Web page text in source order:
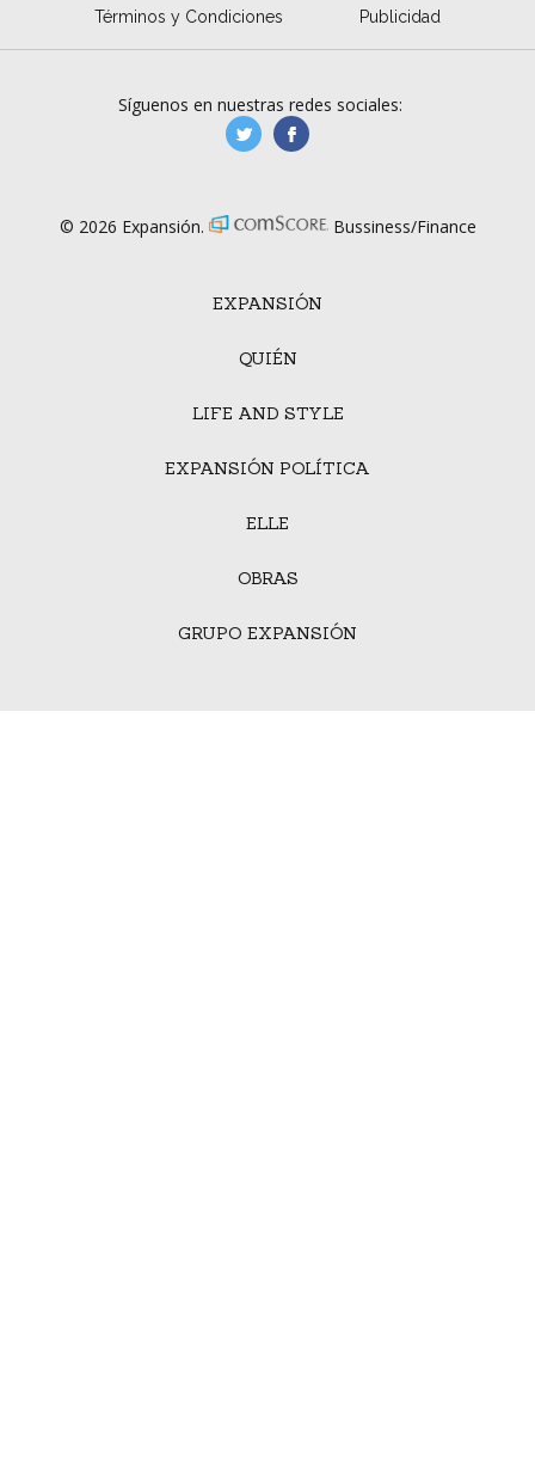
Términos y Condiciones Publicidad
EXPANSIÓN
QUIÉN
LIFE AND STYLE
EXPANSIÓN POLÍTICA
ELLE
OBRAS
GRUPO EXPANSIÓN
Síguenos en nuestras redes sociales:
manufacturaGE
© 2026 Expansión. Bussiness/Finance